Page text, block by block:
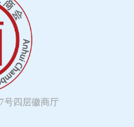
号四层徽商厅